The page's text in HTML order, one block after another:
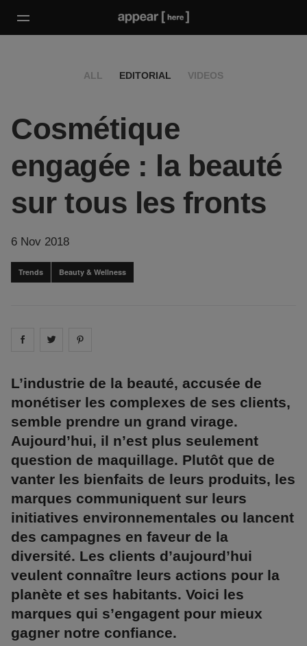
ALL EDITORIAL VIDEOS
Cosmétique
engagée : la beauté
sur tous les fronts
6 Nov 2018
Trends Beauty & Wellness
Share on facebook
Share on
L’industrie de la beauté, accusée de
monétiser les complexes de ses clients,
semble prendre un grand virage.
Aujourd’hui, il n’est plus seulement
question de maquillage. Plutôt que de
vanter les bienfaits de leurs produits, les
marques communiquent sur leurs
initiatives environnementales ou lancent
des campagnes en faveur de la
diversité. Les clients d’aujourd’hui
veulent connaître leurs actions pour la
planète et ses habitants. Voici les
marques qui s’engagent pour mieux
gagner notre confiance.